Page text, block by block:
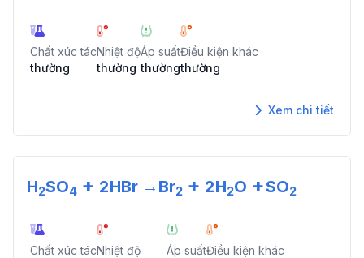
Chất xúc tác
thường
Nhiệt độ
thường
Áp suất
thường
Điều kiện khác
thường
Xem chi tiết
H2SO4 + 2HBr →Br2 + 2H2O +SO2
Chất xúc tácNhiệt độ
Áp suấtĐiều kiện khác